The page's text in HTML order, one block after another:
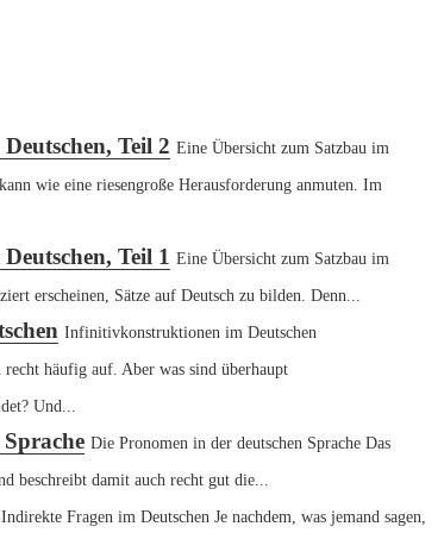
Teil 2 Eine Übersicht zum Satzbau im
wie eine riesengroße Herausforderung anmuten. Im
Teil 1 Eine Übersicht zum Satzbau im
erscheinen, Sätze auf Deutsch zu bilden. Denn...
Infinitivkonstruktionen im Deutschen
häufig auf. Aber was sind überhaupt
Und...
Die Pronomen in der deutschen Sprache Das
beschreibt damit auch recht gut die...
Indirekte Fragen im Deutschen Je nachdem, was jemand sagen,